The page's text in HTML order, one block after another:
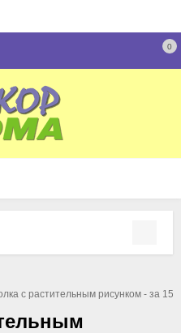
0
с растительным рисунком - за 15